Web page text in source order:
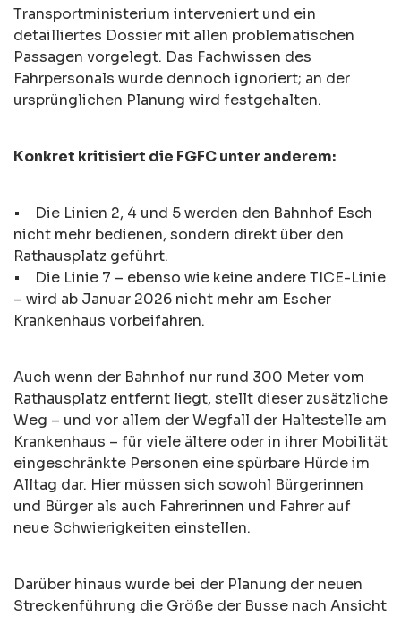
Transportministerium interveniert und ein
detailliertes Dossier mit allen problematischen
Passagen vorgelegt. Das Fachwissen des
Fahrpersonals wurde dennoch ignoriert; an der
ursprünglichen Planung wird festgehalten.
Konkret kritisiert die FGFC unter anderem:
• Die Linien 2, 4 und 5 werden den Bahnhof Esch
nicht mehr bedienen, sondern direkt über den
Rathausplatz geführt.
• Die Linie 7 – ebenso wie keine andere TICE-Linie
– wird ab Januar 2026 nicht mehr am Escher
Krankenhaus vorbeifahren.
Auch wenn der Bahnhof nur rund 300 Meter vom
Rathausplatz entfernt liegt, stellt dieser zusätzliche
Weg – und vor allem der Wegfall der Haltestelle am
Krankenhaus – für viele ältere oder in ihrer Mobilität
eingeschränkte Personen eine spürbare Hürde im
Alltag dar. Hier müssen sich sowohl Bürgerinnen
und Bürger als auch Fahrerinnen und Fahrer auf
neue Schwierigkeiten einstellen.
Darüber hinaus wurde bei der Planung der neuen
Streckenführung die Größe der Busse nach Ansicht